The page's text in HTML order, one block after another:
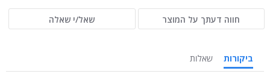
חווה דעתך על המוצר שאל/י שאלה
ביקורות שאלות